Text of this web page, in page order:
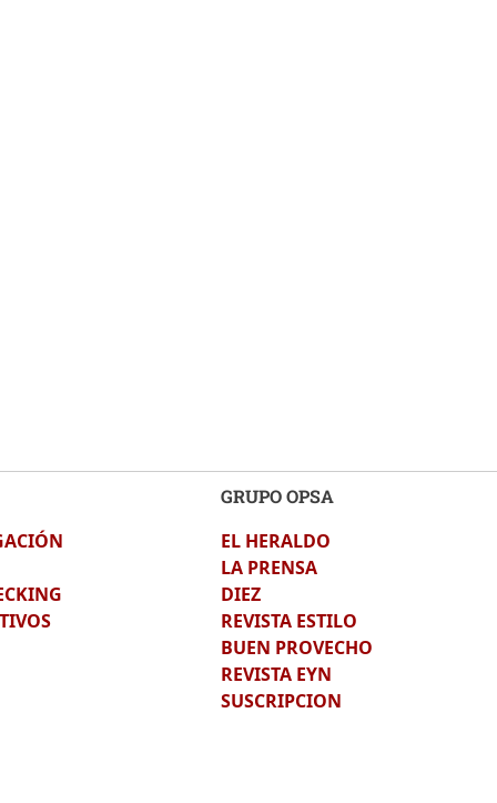
GRUPO OPSA
EL HERALDO
LA PRENSA
DIEZ
REVISTA ESTILO
BUEN PROVECHO
REVISTA EYN
SUSCRIPCION